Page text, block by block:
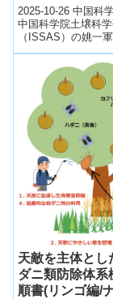
Has
Recovery Is
2025-10-26 中国科
中国科学院土壌科
（ISSAS）の姚一
教授による最新研
農耕地における長
が20...
天敵を主体とし
ダニ類防除体系
順書(リンゴ編/